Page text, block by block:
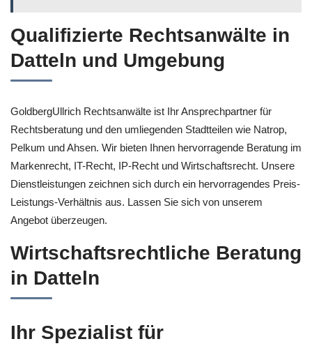
Qualifizierte Rechtsanwälte in
Datteln und Umgebung
GoldbergUllrich Rechtsanwälte ist Ihr Ansprechpartner für
Rechtsberatung und den umliegenden Stadtteilen wie Natrop,
Pelkum und Ahsen. Wir bieten Ihnen hervorragende Beratung im
Markenrecht, IT-Recht, IP-Recht und Wirtschaftsrecht. Unsere
Dienstleistungen zeichnen sich durch ein hervorragendes Preis-
Leistungs-Verhältnis aus. Lassen Sie sich von unserem
Angebot überzeugen.
Wirtschaftsrechtliche Beratung
in Datteln
Ihr Spezialist für